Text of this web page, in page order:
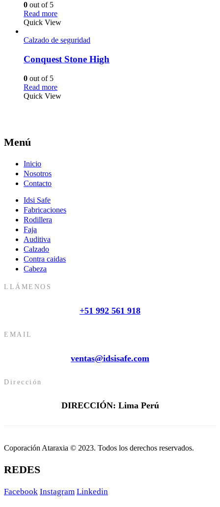
0 out of 5
Read more
Quick View
Calzado de seguridad
Conquest Stone High
0 out of 5
Read more
Quick View
Menú
Inicio
Nosotros
Contacto
Idsi Safe
Fabricaciones
Rodillera
Faja
Auditiva
Calzado
Contra caidas
Cabeza
LLÁMENOS
+51 992 561 918
EMAIL
ventas@idsisafe.com
Dirección
DIRECCIÓN: Lima Perú
Coporación Ataraxia © 2023. Todos los derechos reservados.
REDES
Facebook Instagram Linkedin